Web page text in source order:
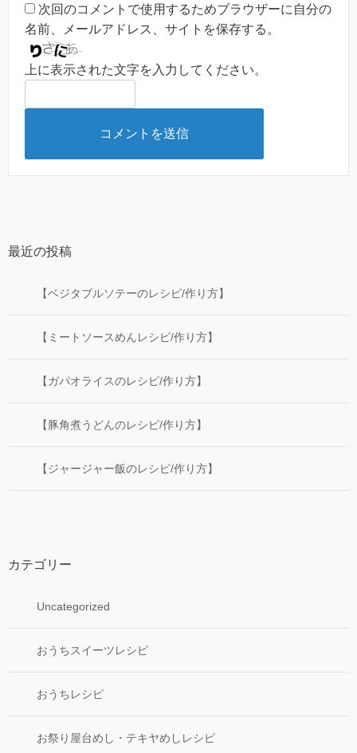
次回のコメントで使用するためブラウザーに自分の
名前、メールアドレス、サイトを保存する。
上に表示された文字を入力してください。
最近の投稿
【ベジタブルソテーのレシピ/作り方】
【ミートソースめんレシピ/作り方】
【ガパオライスのレシピ/作り方】
【豚角煮うどんのレシピ/作り方】
【ジャージャー飯のレシピ/作り方】
カテゴリー
Uncategorized
おうちスイーツレシピ
おうちレシピ
お祭り屋台めし・テキヤめしレシピ